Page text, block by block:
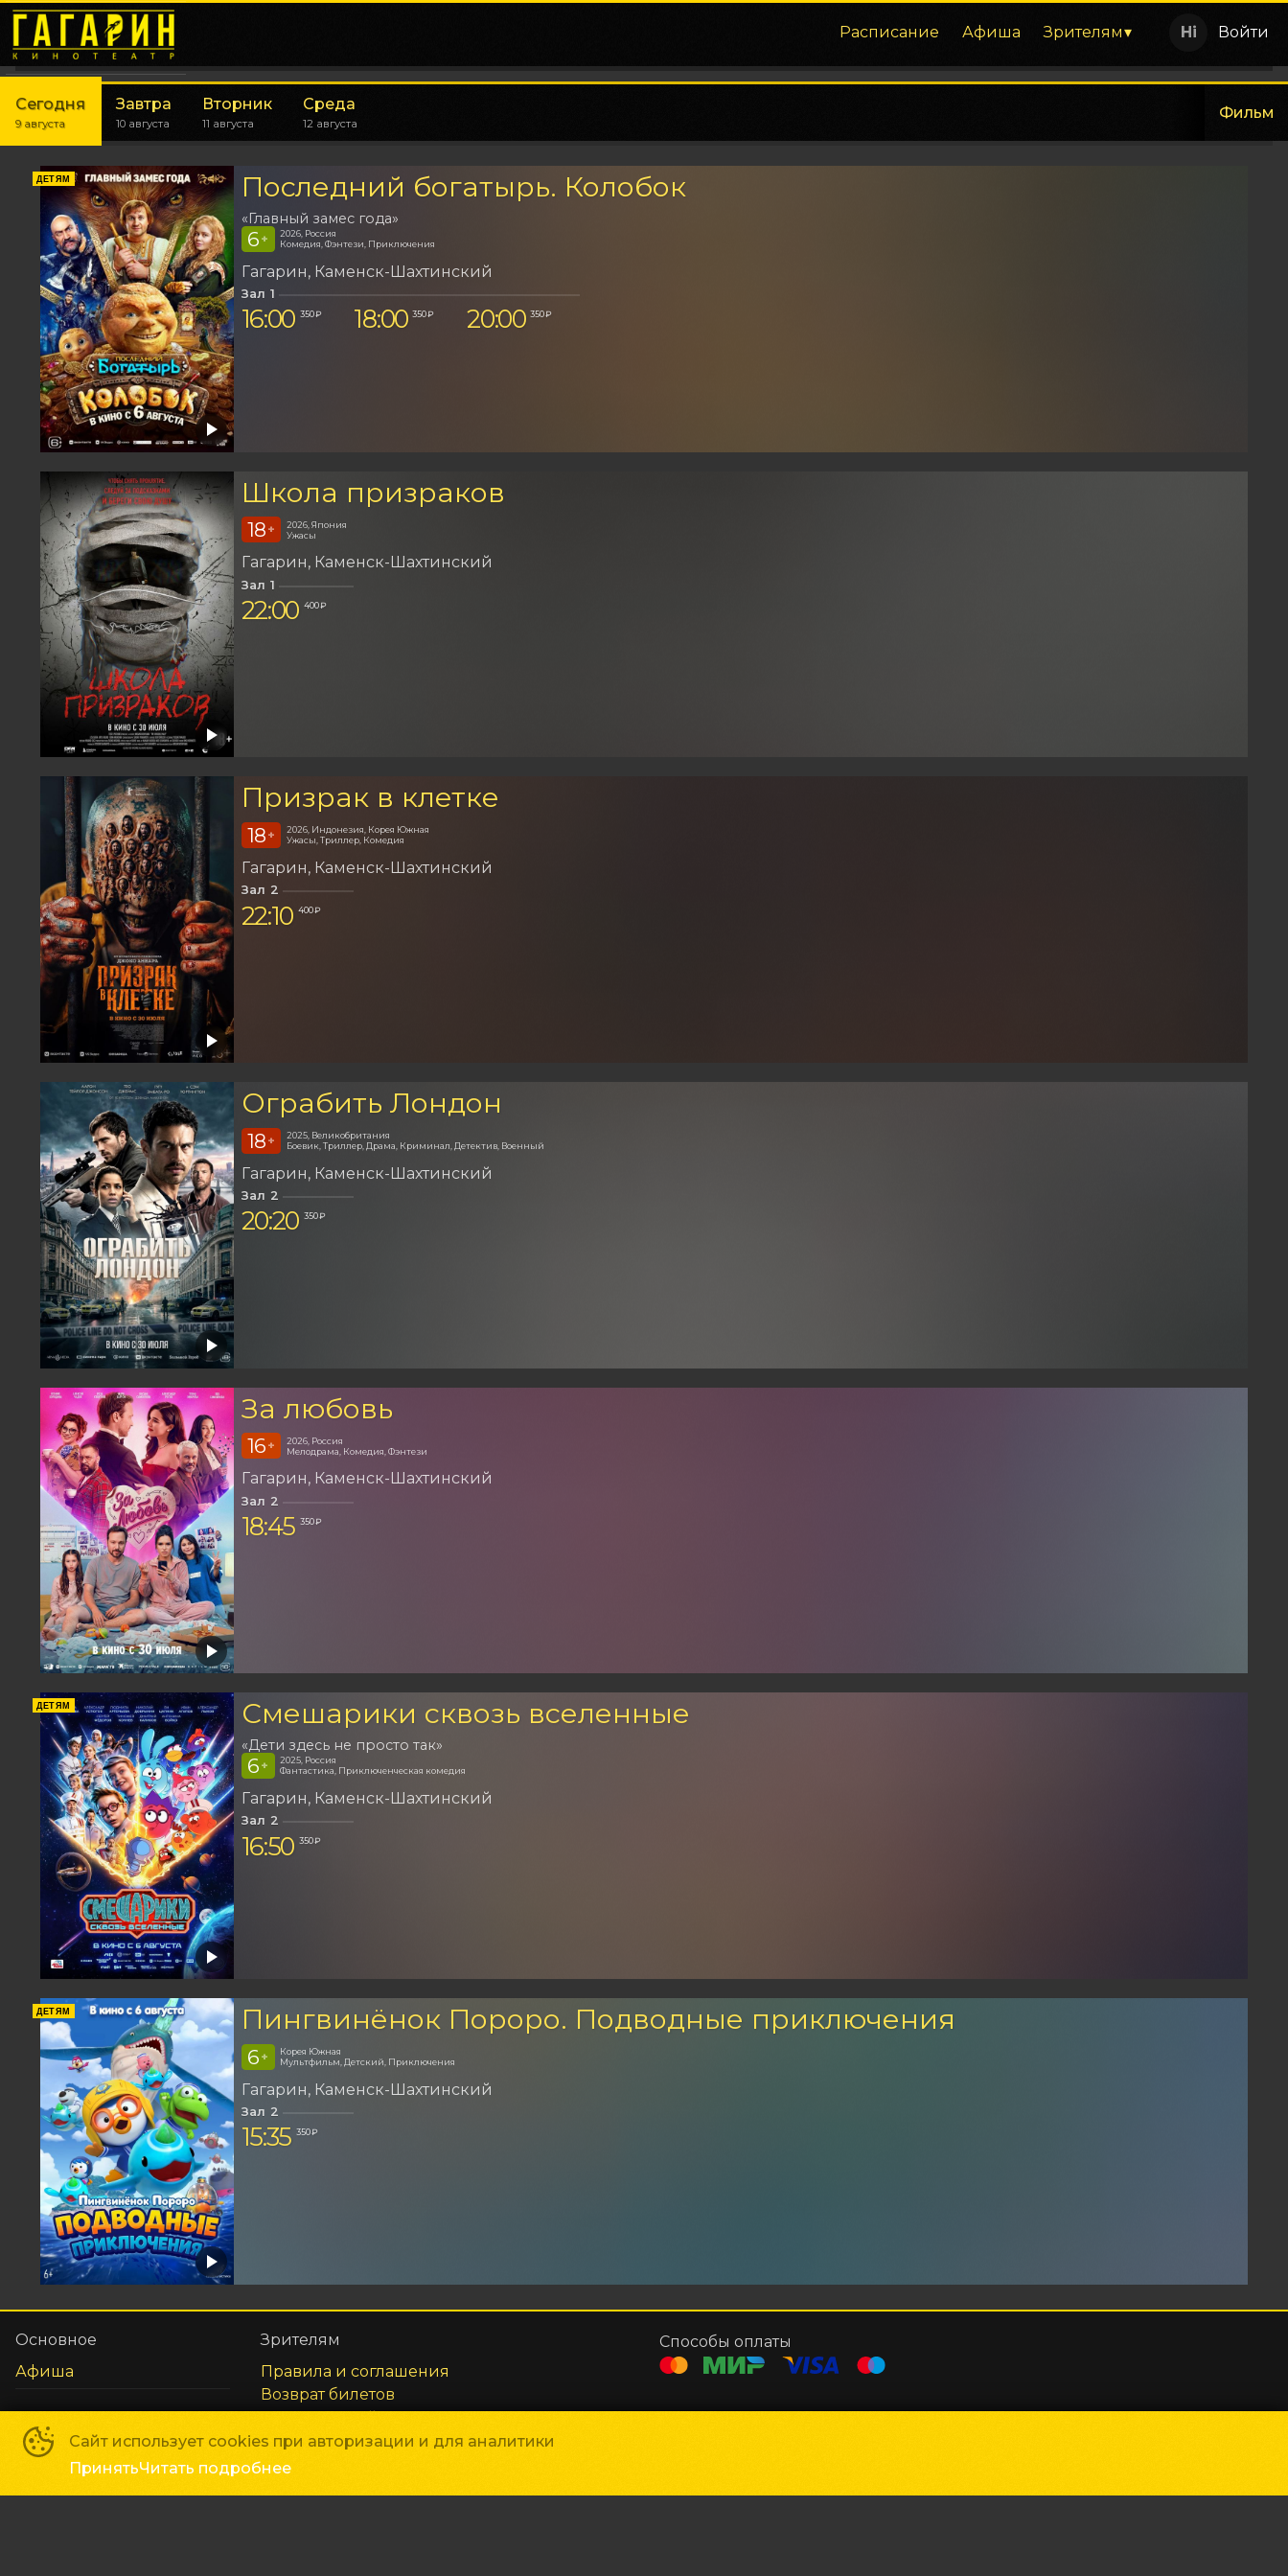
Расписание Афиша Зрителям Войти
Сегодня
9 августа
Завтра
10 августа
Вторник
11 августа
Среда
12 августа
Фильм
ДЕТЯМ Последний богатырь. Колобок
«Главный замес года»
6 +
2026, Россия
Комедия, Фэнтези, Приключения
Гагарин Каменск-Шахтинский
Зал 1
16:00 350 ₽ 18:00 350 ₽ 20:00 350 ₽
Школа призраков
18 +
2026, Япония
Ужасы
Гагарин Каменск-Шахтинский
Зал 1
22:00 400 ₽
Призрак в клетке
18 +
2026, Индонезия, Корея Южная
Ужасы, Триллер, Комедия
Гагарин Каменск-Шахтинский
Зал 2
22:10 400 ₽
Ограбить Лондон
18 +
2025, Великобритания
Боевик, Триллер, Драма, Криминал, Детектив, Военный
Гагарин Каменск-Шахтинский
Зал 2
20:20 350 ₽
За любовь
16 +
2026, Россия
Мелодрама, Комедия, Фэнтези
Гагарин Каменск-Шахтинский
Зал 2
18:45 350 ₽
ДЕТЯМ Смешарики сквозь вселенные
«Дети здесь не просто так»
6 +
2025, Россия
Фантастика, Приключенческая комедия
Гагарин Каменск-Шахтинский
Зал 2
16:50 350 ₽
ДЕТЯМ Пингвинёнок Пороро. Подводные приключения
6 +
Корея Южная
Мультфильм, Детский, Приключения
Гагарин Каменск-Шахтинский
Зал 2
15:35 350 ₽
Сайт использует cookies при авторизации и для аналитики
ПринятьЧитать подробнее
Основное
Афиша
Зрителям
Правила и соглашения
Возврат билетов
Оплата картой
Реквизиты
Способы оплаты